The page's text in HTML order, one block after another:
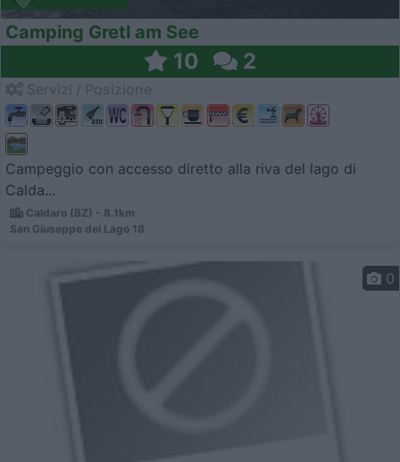
Camping Gretl am See
10 2
Campeggio con accesso diretto alla riva del lago di
Calda...
Caldaro (BZ) - 8.1km
San Giuseppe del Lago 18
0